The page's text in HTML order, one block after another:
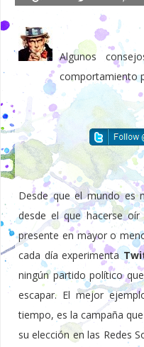
Algunos
comportamiento
Desde que el mundo es
desde el que hacerse
presente en mayor o
cada día experimenta
ningún partido político
escapar. El mejor
tiempo, es la campaña que
su elección en las Redes